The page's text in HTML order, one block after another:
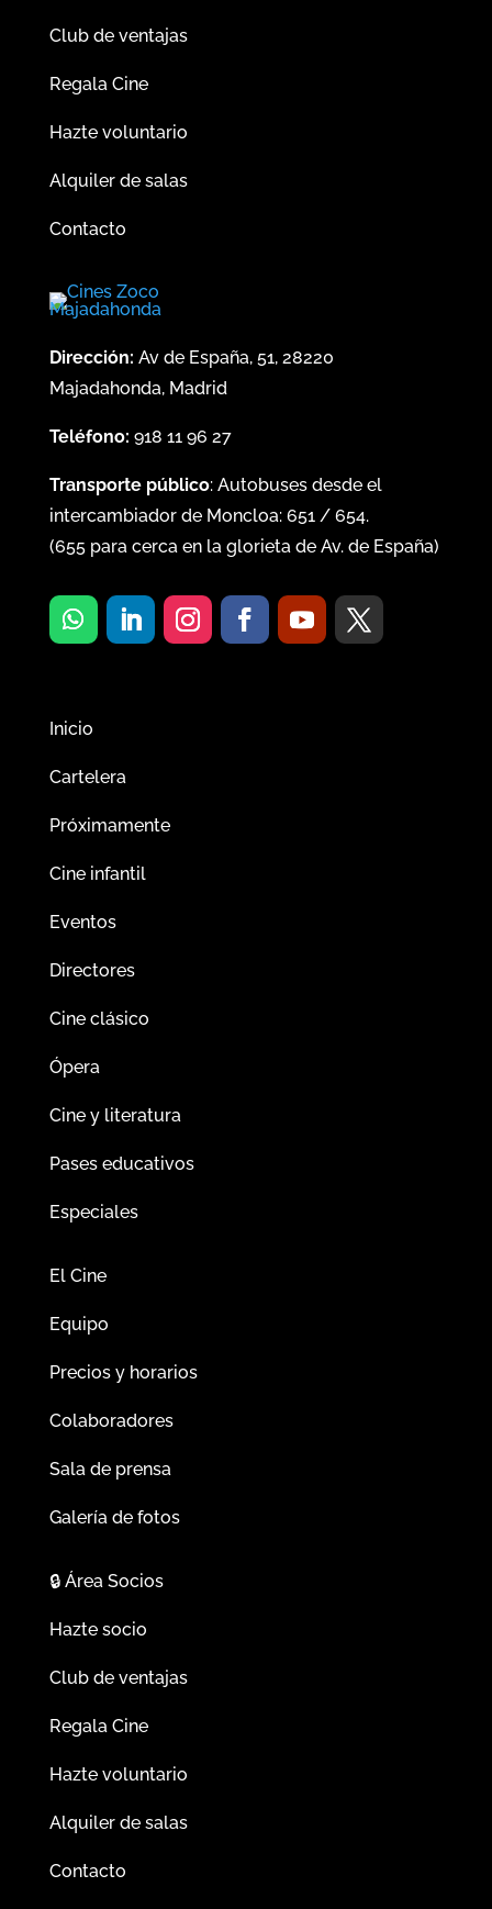
Club de ventajas
Regala Cine
Hazte voluntario
Alquiler de salas
Contacto
Dirección: Av de España, 51, 28220
Majadahonda, Madrid
Teléfono: 918 11 96 27
Transporte público: Autobuses desde el
intercambiador de Moncloa: 651/ 654.
(655para cerca en la glorieta de Av. de España)
Inicio
Cartelera
Próximamente
Cine infantil
Eventos
Directores
Cine clásico
Ópera
Cine y literatura
Pases educativos
Especiales
El Cine
Equipo
Precios y horarios
Colaboradores
Sala de prensa
Galería de fotos
🔒Área Socios
Hazte socio
Club de ventajas
Regala Cine
Hazte voluntario
Alquiler de salas
Contacto